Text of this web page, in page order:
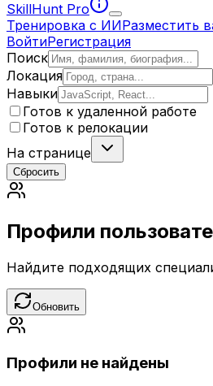
SkillHunt Pro
Тренировка с ИИРазместить
ВойтиРегистрация
Поиск
Локация
Навыки
Готов к удаленной работе
Готов к релокации
На странице
Сбросить
Профили
Найдите подходящих
Обновить
Профили не найдены